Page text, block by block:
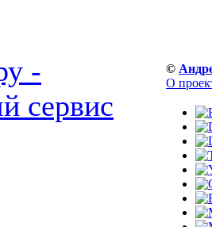
©
О